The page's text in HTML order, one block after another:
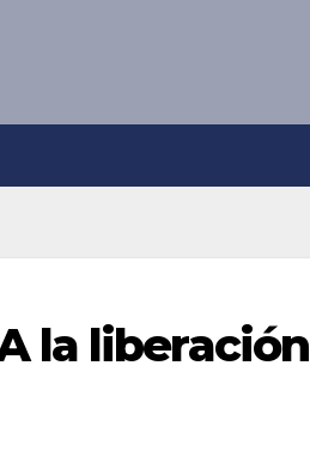
la liberación